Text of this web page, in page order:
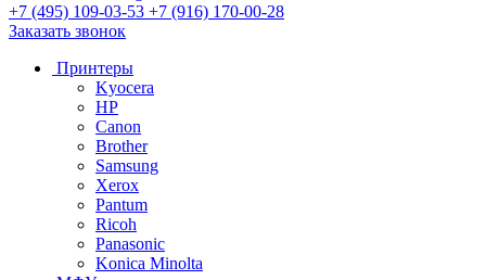
+7 (495) 109-03-53 +7 (916) 170-00-28
Заказать звонок
Принтеры
Kyocera
HP
Canon
Brother
Samsung
Xerox
Pantum
Ricoh
Panasonic
Konica Minolta